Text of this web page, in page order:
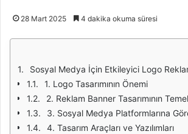
28 Mart 2025 4 dakika okuma süresi
Sosyal Medya İçin Etkileyici Logo Reklam
1. Logo Tasarımının Önemi
2. Reklam Banner Tasarımının
3. Sosyal Medya Platformlarına Göre
4. Tasarım Araçları ve Yazılımları